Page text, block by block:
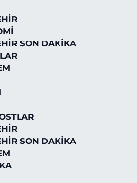
SON DAKİKA
SON DAKİKA